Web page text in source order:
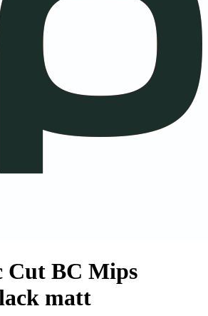
Cut BC Mips
matt